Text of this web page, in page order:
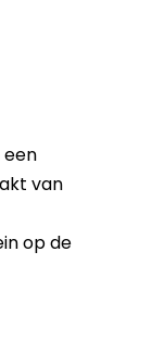
een
van
op de